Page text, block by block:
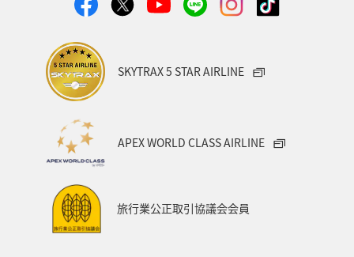
SKYTRAX 5 STAR AIRLINE
APEX WORLD CLASS AIRLINE
旅行業公正取引協議会会員